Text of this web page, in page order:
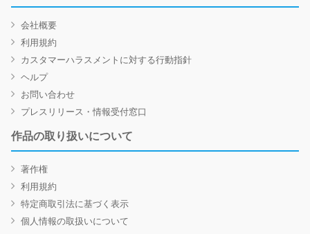
会社概要
利用規約
カスタマーハラスメントに対する行動指針
ヘルプ
お問い合わせ
プレスリリース・情報受付窓口
作品の取り扱いについて
著作権
利用規約
特定商取引法に基づく表示
個人情報の取扱いについて